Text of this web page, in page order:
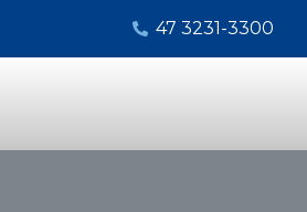
47 3231-3300